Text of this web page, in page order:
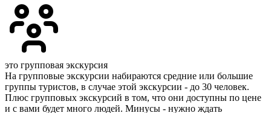
это групповая экскурсия
На групповые экскурсии набираются средние или большие
группы туристов, в случае этой экскурсии - до 30 человек.
Плюс групповых экскурсий в том, что они доступны по цене
и с вами будет много людей. Минусы - нужно ждать